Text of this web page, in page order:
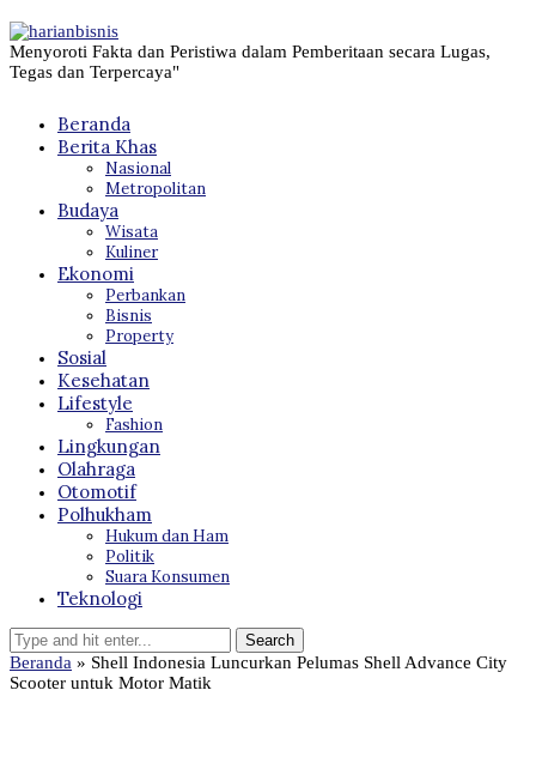
Menyoroti Fakta dan Peristiwa dalam Pemberitaan secara Lugas,
Tegas dan Terpercaya"
Beranda
Berita Khas
Nasional
Metropolitan
Budaya
Wisata
Kuliner
Ekonomi
Perbankan
Bisnis
Property
Sosial
Kesehatan
Lifestyle
Fashion
Lingkungan
Olahraga
Otomotif
Polhukham
Hukum dan Ham
Politik
Suara Konsumen
Teknologi
Beranda » Shell Indonesia Luncurkan Pelumas Shell Advance City
Scooter untuk Motor Matik